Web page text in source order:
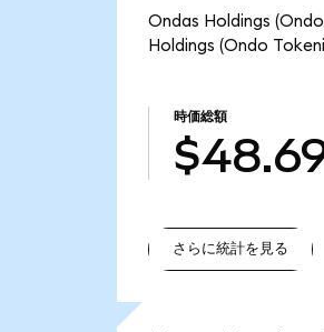
Ondas Holdings
Holdings (Ondo
時価総額
さらに統計を見る